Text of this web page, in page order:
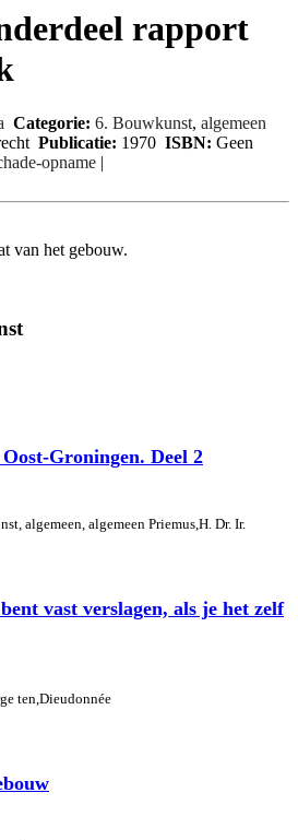
rapport
Categorie: 6. Bouwkunst, algemeen
Publicatie: 1970 ISBN: Geen
opname |
van het gebouw.
Groningen. Deel 2
algemeen, algemeen Priemus,H. Dr. Ir.
vast verslagen, als je het zelf
ten,Dieudonnée